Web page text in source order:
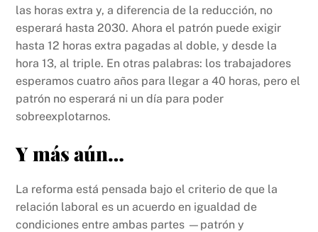
las horas extra y, a diferencia de la reducción, no
esperará hasta 2030. Ahora el patrón puede exigir
hasta 12 horas extra pagadas al doble, y desde la
hora 13, al triple. En otras palabras: los trabajadores
esperamos cuatro años para llegar a 40 horas, pero el
patrón no esperará ni un día para poder
sobreexplotarnos.
Y más aún…
La reforma está pensada bajo el criterio de que la
relación laboral es un acuerdo en igualdad de
condiciones entre ambas partes —patrón y